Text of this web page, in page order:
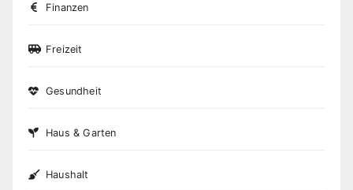
Finanzen
Freizeit
Gesundheit
Haus & Garten
Haushalt